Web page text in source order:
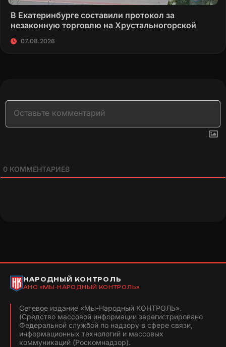
В Екатеринбурге составили протокол за
незаконную торговлю на Хрустальногорской
07.08.2026
0 КОММЕНТАРИЕВ
НАРОДНЫЙ КОНТРОЛЬ
АНО «МЫ-НАРОДНЫЙ КОНТРОЛЬ»
Сетевое издание «Мы-Народный КОНТРОЛЬ».
(Средство массовой информации зарегистрировано
Федеральной службой по надзору в сфере связи,
информационных технологий и массовых
коммуникаций (Роскомнадзор).